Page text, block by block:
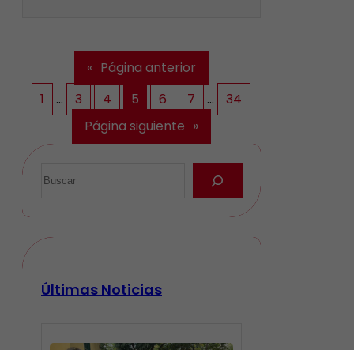
« Página anterior
1
… 3 4 5 6 7 …
34
Página siguiente »
Últimas Noticias